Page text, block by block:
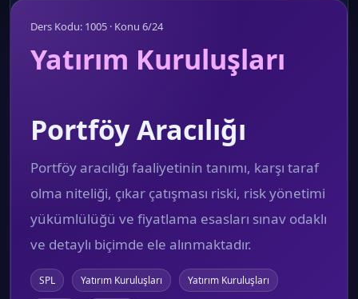
Ders Kodu: 1005 · Konu 6/24
Yatırım Kuruluşları
Portföy Aracılığı
Portföy aracılığı faaliyetinin tanımı, karşı taraf
olma niteliği, çıkar çatışması riski, risk yönetimi
yükümlülüğü ve fiyatlama esasları sınav odaklı
ve detaylı biçimde ele alınmaktadır.
SPL Yatırım Kuruluşları Yatırım Kuruluşları